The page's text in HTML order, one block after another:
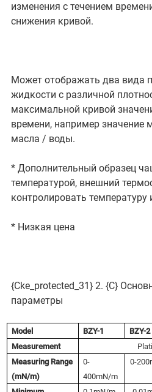
изменения с течением
снижения кривой.
Может отображать два вида
жидкости с различной
максимальной кривой
времени, например значение
масла / воды.
* Дополнительный образец
температурой, внешний
контролировать
* Низкая цена
{Cke_protected_31} 2. {C}
параметры
Model BZY-1 BZY-2
Measurement
Measuring Range
(mN/m)
0-
400mN/m
0-